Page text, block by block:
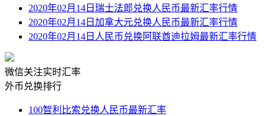
2020年02月14日瑞士法郎兑换人民币最新汇率行情
2020年02月14日加拿大元兑换人民币最新汇率行情
2020年02月14日人民币兑换阿联酋迪拉姆最新汇率行情
微信关注实时汇率
外币兑换排行
100智利比索兑换人民币最新汇率